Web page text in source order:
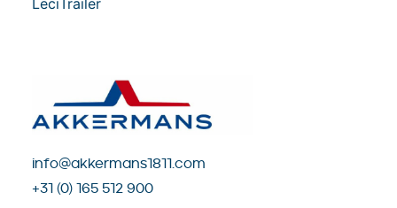
info@akkermans1811.com
+31 (0) 165 512 900